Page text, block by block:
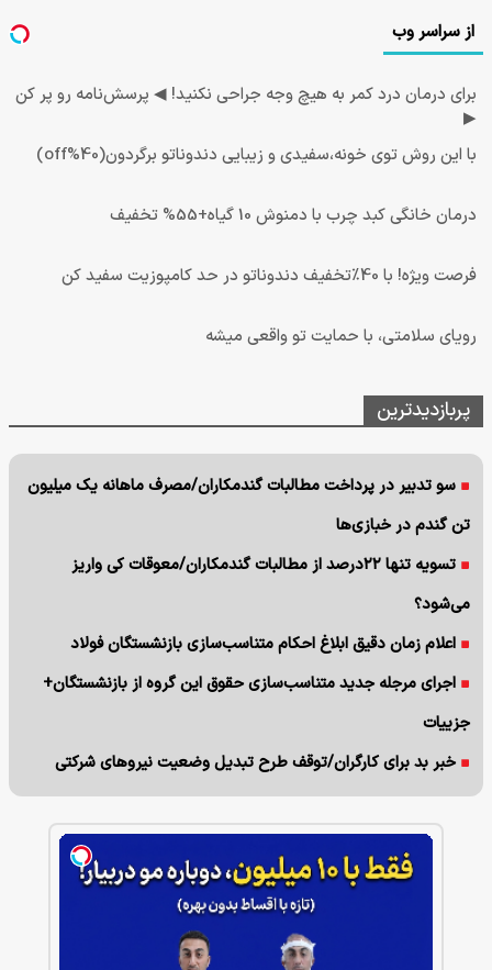
از سراسر وب
برای درمان درد کمر به هیچ وجه جراحی نکنید! ◀ پرسش‌نامه رو پر کن
▶
با این روش توی خونه،سفیدی و زیبایی دندوناتو برگردون(40%off)
درمان خانگی کبد چرب با دمنوش 10 گیاه+55% تخفیف
فرصت ویژه! با 40٪تخفیف دندوناتو در حد کامپوزیت سفید کن
رویای سلامتی، با حمایت تو واقعی میشه
پربازدیدترین
سو تدبیر در پرداخت مطالبات گندمکاران/مصرف ماهانه یک میلیون
تن گندم در خبازی‌ها
تسویه تنها ۲۲درصد از مطالبات گندمکاران/معوقات کی واریز
می‌شود؟
اعلام زمان دقیق ابلاغ احکام متناسب‌سازی بازنشستگان فولاد
اجرای مرجله جدید متناسب‌سازی حقوق این گروه از بازنشستگان+
جزییات
خبر بد برای کارگران/توقف طرح تبدیل وضعیت نیروهای شرکتی